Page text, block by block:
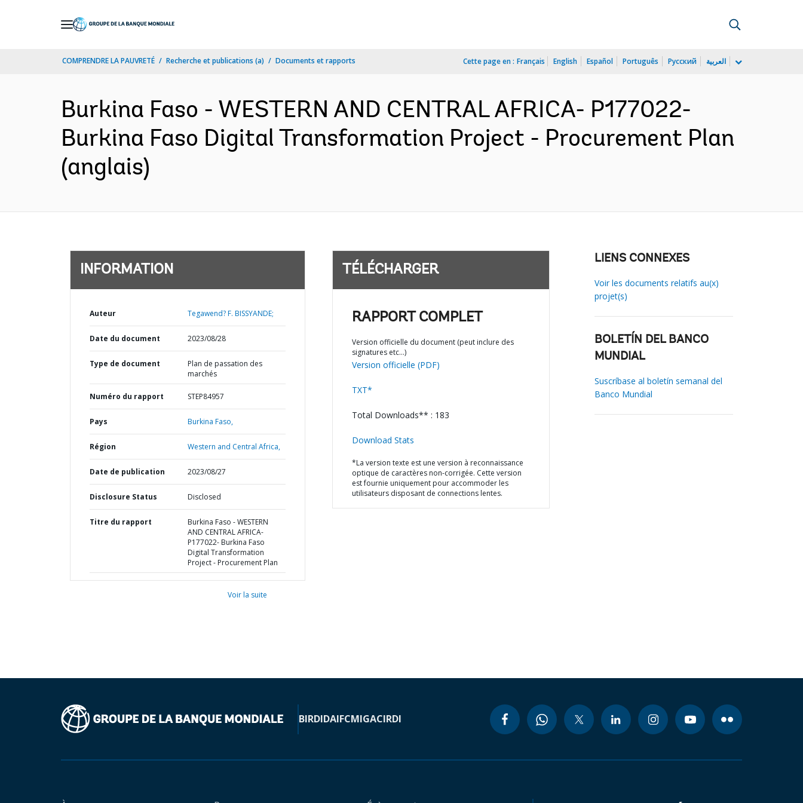
COMPRENDRE LA PAUVRETÉ Recherche et publications (a) Documents et rapports Cette page en : Français English Español Português Русский العربية
Burkina Faso - WESTERN AND CENTRAL AFRICA- P177022-
Burkina Faso Digital Transformation Project - Procurement Plan
(anglais)
INFORMATION
Auteur Tegawend? F. BISSYANDE;
Date du document 2023/08/28
Type de document
Plan de passation des
marchés
Numéro du rapport STEP84957
Pays Burkina Faso,
Région Western and Central Africa,
Date de publication 2023/08/27
Disclosure Status Disclosed
Titre du rapport
Burkina Faso - WESTERN
AND CENTRAL AFRICA-
P177022- Burkina Faso
Digital Transformation
Project - Procurement Plan
Voir la suite
TÉLÉCHARGER
RAPPORT COMPLET
Version officielle du document (peut inclure des
signatures etc…)
Version officielle (PDF)
TXT*
Total Downloads** : 183
Download Stats
*La version texte est une version à reconnaissance
optique de caractères non-corrigée. Cette version
est fournie uniquement pour accommoder les
utilisateurs disposant de connections lentes.
LIENS CONNEXES
Voir les documents relatifs au(x)
projet(s)
BOLETÍN DEL BANCO
MUNDIAL
Suscríbase al boletín semanal del
Banco Mundial
BIRDIDAIFCMIGACIRDI